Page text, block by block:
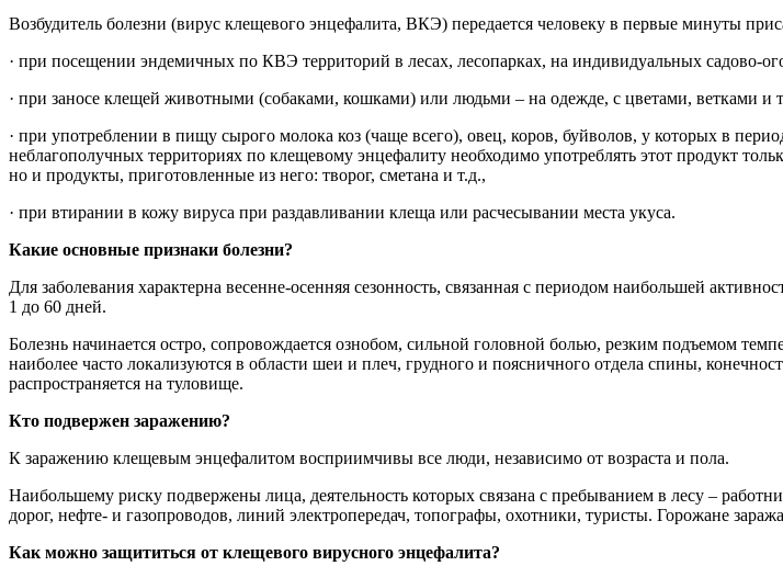
Возбудитель болезни (вирус клещевого энцефалита, ВКЭ) передается человеку в первые минуты
· при посещении эндемичных по КВЭ территорий в лесах, лесопарках, на индивидуальных садово-
· при заносе клещей животными (собаками, кошками) или людьми – на одежде, с цветами, ветками и
· при употреблении в пищу сырого молока коз (чаще всего), овец, коров, буйволов, у которых в
неблагополучных территориях по клещевому энцефалиту необходимо употреблять этот продукт
но и продукты, приготовленные из него: творог, сметана и т.д.,
· при втирании в кожу вируса при раздавливании клеща или расчесывании места укуса.
Какие основные признаки болезни?
Для заболевания характерна весенне-осенняя сезонность, связанная с периодом наибольшей
1 до 60 дней.
Болезнь начинается остро, сопровождается ознобом, сильной головной болью, резким подъемом
наиболее часто локализуются в области шеи и плеч, грудного и поясничного отдела спины,
распространяется на туловище.
Кто подвержен заражению?
К заражению клещевым энцефалитом восприимчивы все люди, независимо от возраста и пола.
Наибольшему риску подвержены лица, деятельность которых связана с пребыванием в лесу –
дорог, нефте- и газопроводов, линий электропередач, топографы, охотники, туристы. Горожане
Как можно защититься от клещевого вирусного энцефалита?